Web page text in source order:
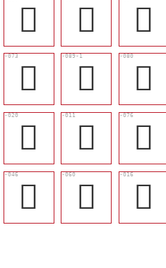
󱉹 󱉪 󱉊
󱉥 󱉳 󱉫
󱈹 󱈵 󱉧
󱉏 󱉜 󱈷